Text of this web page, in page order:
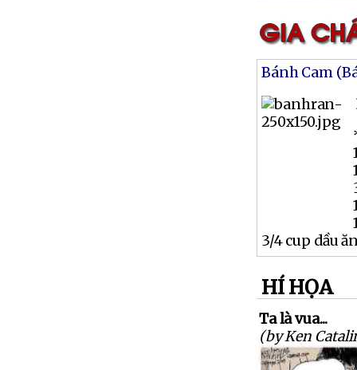
Bánh Cam
3/4 cup dầu
HÍ HỌA
Ta là vua...
(by Ken